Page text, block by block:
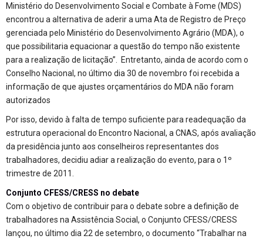
Ministério do Desenvolvimento Social e Combate à Fome (MDS)
encontrou a alternativa de aderir a uma Ata de Registro de Preço
gerenciada pelo Ministério do Desenvolvimento Agrário (MDA), o
que possibilitaria equacionar a questão do tempo não existente
para a realização de licitação”. Entretanto, ainda de acordo com o
Conselho Nacional, no último dia 30 de novembro foi recebida a
informação de que ajustes orçamentários do MDA não foram
autorizados
Por isso, devido à falta de tempo suficiente para readequação da
estrutura operacional do Encontro Nacional, a CNAS, após avaliação
da presidência junto aos conselheiros representantes dos
trabalhadores, decidiu adiar a realização do evento, para o 1º
trimestre de 2011.
Conjunto CFESS/CRESS no debate
Com o objetivo de contribuir para o debate sobre a definição de
trabalhadores na Assistência Social, o Conjunto CFESS/CRESS
lançou, no último dia 22 de setembro, o documento “Trabalhar na